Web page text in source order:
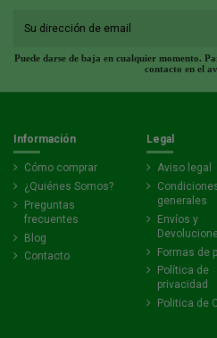
Puede darse de baja en cualquier momento.
contacto en el
Información
Cómo comprar
¿Quiénes Somos?
Preguntas
frecuentes
Blog
Contacto
Legal
Aviso legal
generales
Envíos y
Formas de
Política de
privacidad
Politica de